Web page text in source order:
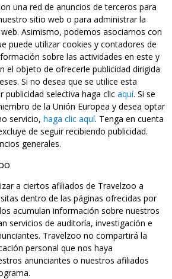
una red de anuncios de terceros para
sitio web o para administrar la
Asimismo, podemos asociarnos con
puede utilizar cookies y contadores de
sobre las actividades en este y
el objeto de ofrecerle publicidad dirigida
Si no desea que se utilice esta
publicidad selectiva haga clic aquí. Si se
de la Unión Europea y desea optar
servicio, haga clic aquí. Tenga en cuenta
de seguir recibiendo publicidad.
generales.
a ciertos afiliados de Travelzoo a
dentro de las páginas ofrecidas por
acumulan información sobre nuestros
servicios de auditoría, investigación e
Travelzoo no compartirá la
personal que nos haya
anunciantes o nuestros afiliados